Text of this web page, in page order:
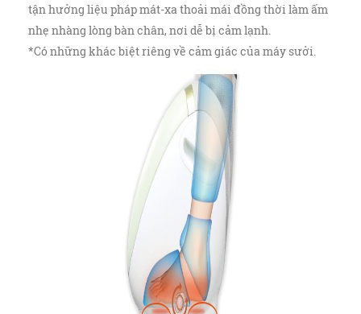
tận hưởng liệu pháp mát-xa thoải mái đồng thời làm ấm
nhẹ nhàng lòng bàn chân, nơi dễ bị cảm lạnh.
*Có những khác biệt riêng về cảm giác của máy sưởi.